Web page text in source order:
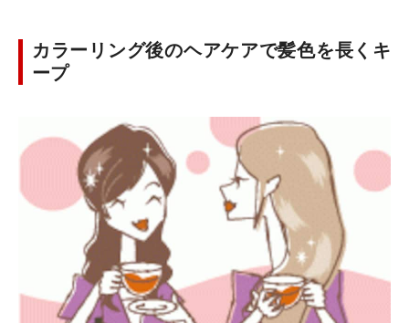
カラーリング後のヘアケアで髪色を長くキ
ープ